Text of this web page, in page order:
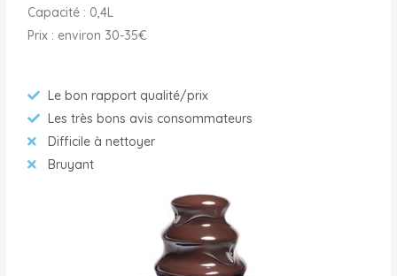
Capacité : 0,4L
Prix : environ 30-35€
Le bon rapport qualité/prix
Les très bons avis consommateurs
Difficile à nettoyer
Bruyant